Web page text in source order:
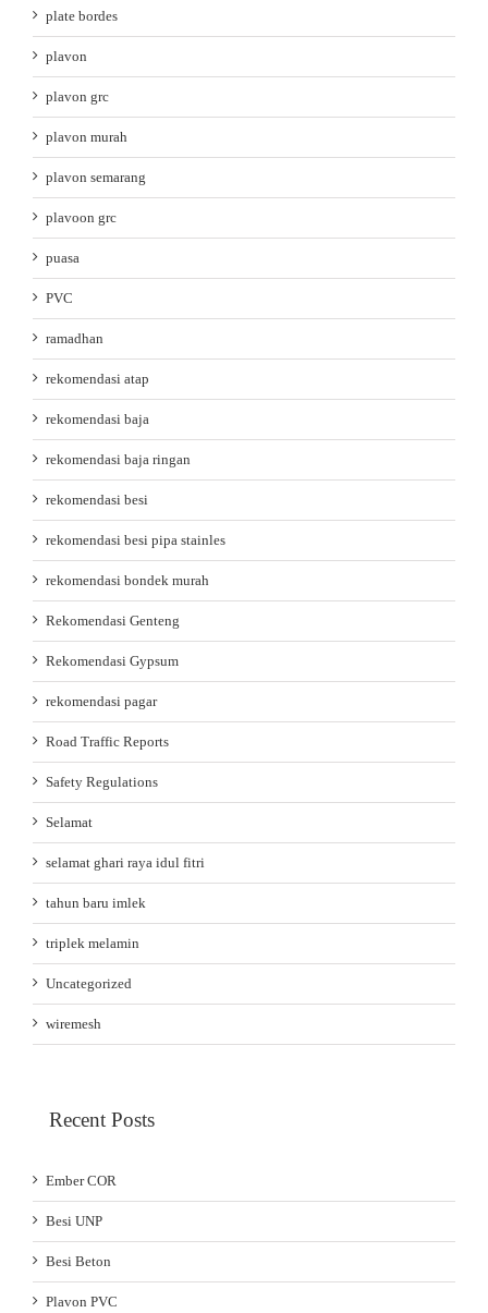
plate bordes
plavon
plavon grc
plavon murah
plavon semarang
plavoon grc
puasa
PVC
ramadhan
rekomendasi atap
rekomendasi baja
rekomendasi baja ringan
rekomendasi besi
rekomendasi besi pipa stainles
rekomendasi bondek murah
Rekomendasi Genteng
Rekomendasi Gypsum
rekomendasi pagar
Road Traffic Reports
Safety Regulations
Selamat
selamat ghari raya idul fitri
tahun baru imlek
triplek melamin
Uncategorized
wiremesh
Recent Posts
Ember COR
Besi UNP
Besi Beton
Plavon PVC